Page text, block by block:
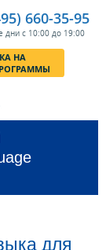
660-35-95
дни с 10:00 до 19:00
ЗАЯВКА НА
ПРОГРАММЫ
для